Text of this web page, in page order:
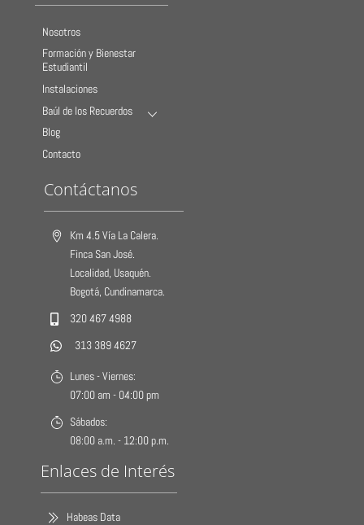
Nosotros
Formación y Bienestar
Estudiantil
Instalaciones
Baúl de los Recuerdos
Blog
Contacto
Contáctanos
Km 4.5 Vía La Calera.
Finca San José.
Localidad, Usaquén.
Bogotá, Cundinamarca.
320 467 4988
313 389 4627
Lunes - Viernes:
07:00 am - 04:00 pm
Sábados:
08:00 a.m. - 12:00 p.m.
Enlaces de Interés
Habeas Data